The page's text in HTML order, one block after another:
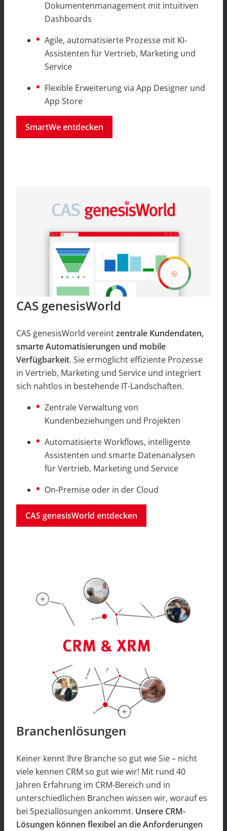
Dokumentenmanagement mit intuitiven
Dashboards
Agile, automatisierte Prozesse mit KI-
Assistenten für Vertrieb, Marketing und
Service
Flexible Erweiterung via App Designer und
App Store
SmartWe entdecken
CAS genesisWorld
CAS genesisWorld vereintzentrale Kundendaten,
smarte Automatisierungen und mobile
Verfügbarkeit. Sie ermöglicht effiziente Prozesse
in Vertrieb, Marketing und Service und integriert
sich nahtlos in bestehende IT-Landschaften.
Zentrale Verwaltung von
Kundenbeziehungen und Projekten
Automatisierte Workflows, intelligente
Assistenten und smarte Datenanalysen
für Vertrieb, Marketing und Service
On-Premise oder in der Cloud
CAS genesisWorld entdecken
Branchenlösungen
Keiner kennt Ihre Branche so gut wie Sie – nicht
viele kennen CRM so gut wie wir! Mit rund 40
Jahren Erfahrung im CRM-Bereich und in
unterschiedlichen Branchen wissen wir, worauf es
bei Speziallösungen ankommt. Unsere CRM-
Lösungen können flexibel an die Anforderungen